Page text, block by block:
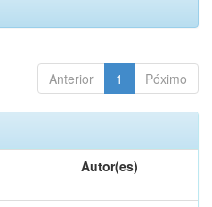
Anterior 1 Póximo
Autor(es)